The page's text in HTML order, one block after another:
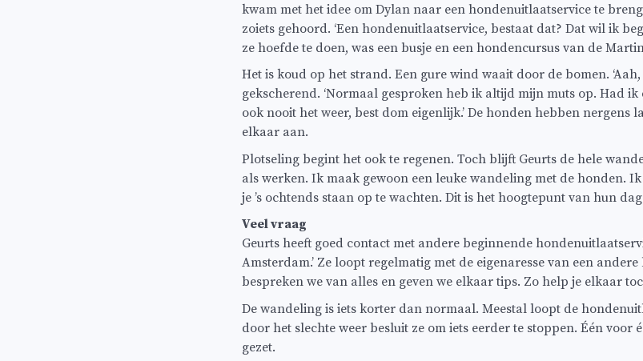
kwam met het idee om Dylan naar een hondenuitlaatservice te
zoiets gehoord. ‘Een hondenuitlaatservice, bestaat dat? Dat wil ik
ze hoefde te doen, was een busje en een hondencursus van de
Het is koud op het strand. Een gure wind waait door de bomen. ‘Aah,
gekscherend. ‘Normaal gesproken heb ik altijd mijn muts op. Had
ook nooit het weer, best dom eigenlijk.’ De honden hebben nergens
elkaar aan.
Plotseling begint het ook te regenen. Toch blijft Geurts de hele
als werken. Ik maak gewoon een leuke wandeling met de honden.
je ’s ochtends staan op te wachten. Dit is het hoogtepunt van hun
Veel vraag
Geurts heeft goed contact met andere beginnende
Amsterdam.’ Ze loopt regelmatig met de eigenaresse van een
bespreken we van alles en geven we elkaar tips. Zo help je elkaar
De wandeling is iets korter dan normaal. Meestal loopt de
door het slechte weer besluit ze om iets eerder te stoppen. Één voor
gezet.